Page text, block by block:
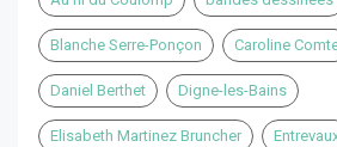
Blanche Serre-Ponçon Caroline
Daniel Berthet Digne-les-Bains
Elisabeth Martinez Bruncher